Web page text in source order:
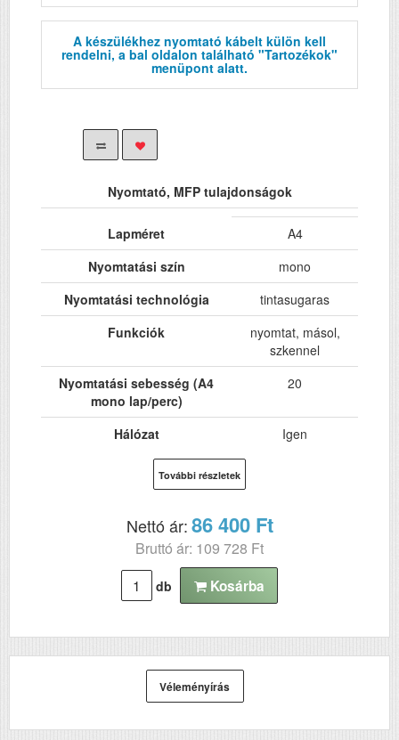
A készülékhez nyomtató kábelt külön kell
rendelni, a bal oldalon található "Tartozékok"
menüpont alatt.
Nyomtató, MFP tulajdonságok
Lapméret
A4
Nyomtatási szín
mono
Nyomtatási technológia
tintasugaras
Funkciók
nyomtat, másol,
szkennel
Nyomtatási sebesség (A4
mono lap/perc)
20
Hálózat
Igen
Kétoldalas, duplex
nyomtatás
ADF (automatikus
lapolvasó)
DADF (automatikus
kétoldalas lapolvasás)
Nem
Első fekete nyomat
elkészítési ideje (mp)
További részletek
Nettó ár:86 400 Ft
Bruttó ár: 109 728 Ft
db Kosárba
Véleményírás